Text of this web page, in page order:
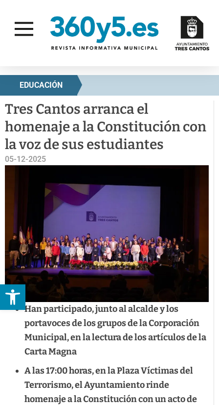
Abrir barra de herramientas
EDUCACIÓN
Tres Cantos arranca el
homenaje a la Constitución con
la voz de sus estudiantes
05-12-2025
Han participado, junto al alcalde y los
portavoces de los grupos de la Corporación
Municipal, en la lectura de los artículos de la
Carta Magna
A las 17:00 horas, en la Plaza Víctimas del
Terrorismo, el Ayuntamiento rinde
homenaje a la Constitución con un acto de